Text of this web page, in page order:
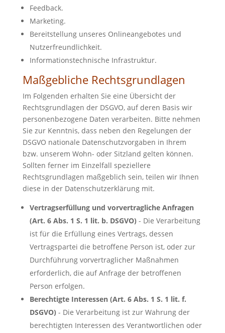
Feedback.
Marketing.
Bereitstellung unseres Onlineangebotes und
Nutzerfreundlichkeit.
Informationstechnische Infrastruktur.
Maßgebliche Rechtsgrundlagen
Im Folgenden erhalten Sie eine Übersicht der
Rechtsgrundlagen der DSGVO, auf deren Basis wir
personenbezogene Daten verarbeiten. Bitte nehmen
Sie zur Kenntnis, dass neben den Regelungen der
DSGVO nationale Datenschutzvorgaben in Ihrem
bzw. unserem Wohn- oder Sitzland gelten können.
Sollten ferner im Einzelfall speziellere
Rechtsgrundlagen maßgeblich sein, teilen wir Ihnen
diese in der Datenschutzerklärung mit.
Vertragserfüllung und vorvertragliche Anfragen
(Art. 6 Abs. 1 S. 1 lit. b. DSGVO) - Die Verarbeitung
ist für die Erfüllung eines Vertrags, dessen
Vertragspartei die betroffene Person ist, oder zur
Durchführung vorvertraglicher Maßnahmen
erforderlich, die auf Anfrage der betroffenen
Person erfolgen.
Berechtigte Interessen (Art. 6 Abs. 1 S. 1 lit. f.
DSGVO) - Die Verarbeitung ist zur Wahrung der
berechtigten Interessen des Verantwortlichen oder